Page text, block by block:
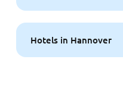
Hotels in Hannover